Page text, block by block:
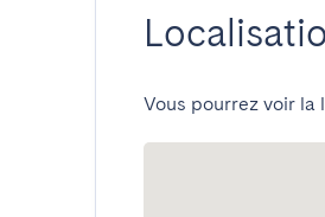
Vous pourrez voir la